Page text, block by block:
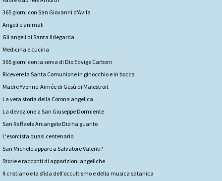
365 giorni con San Giovanni d'Avila
Angeli e animali
Gli angeli di Santa Ildegarda
Medicina e cucina
365 giorni con la serva di Dio Edvige Carboni
Ricevere la Santa Comunione in ginocchio e in bocca
Madre Yvonne-Aimée di Gesù di Malestroit
La vera storia della Corona angelica
La devozione a San Giuseppe Dormiente
San Raffaele Arcangelo Dio ha guarito
L'esorcista quasi centenario
San Michele appare a Salvatore Valenti?
Storie e racconti di apparizioni angeliche
Il cristiano e la sfida dell’occultismo e della musica satanica